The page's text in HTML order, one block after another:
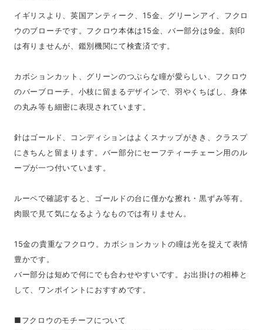
イギリスより、英国アンティーク、15金、グリーンアイ、フクロ
ウのブローチです。フクロウ本体は15金、バー部分は9金。刻印
は有りませんが、鑑別機関にて検査済です。
カボションカット、グリーンのつぶらな瞳が愛らしい、フクロウ
のバーブローチ。小枝に留まるデザインで、羽やくちばし、身体
の丸み等も細密に表現されています。
針はゴールド、コンディションはよくスナップがきき、クラスプ
にきちんと留まります。バー部分にセーフティーチェーン用のル
ープが一つ付いています。
ルーペで確認すると、ゴールドの台に僅かな擦れ・黒ずみ等有。
肉眼で見て気になるようなものでは有りません。
15金の貴重なフクロウ。カボションカットの瞳は光を捉えて表情
豊かです。
バー部分は短めで何にでも合わせやすいです。お出掛けの相棒と
して、ワンポイントにおすすめです。
■フクロウのモチーフについて